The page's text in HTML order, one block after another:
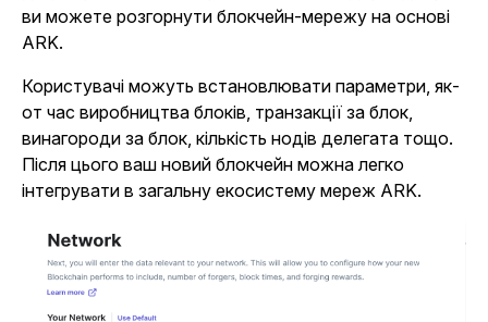
ви можете розгорнути блокчейн-мережу на основі
ARK.
Користувачі можуть встановлювати параметри, як-
от час виробництва блоків, транзакції за блок,
винагороди за блок, кількість нодів делегата тощо.
Після цього ваш новий блокчейн можна легко
інтегрувати в загальну екосистему мереж ARK.